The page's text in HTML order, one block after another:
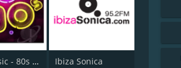
977 Music - 80s 90s Super Pop Hits Ibiza Sonica